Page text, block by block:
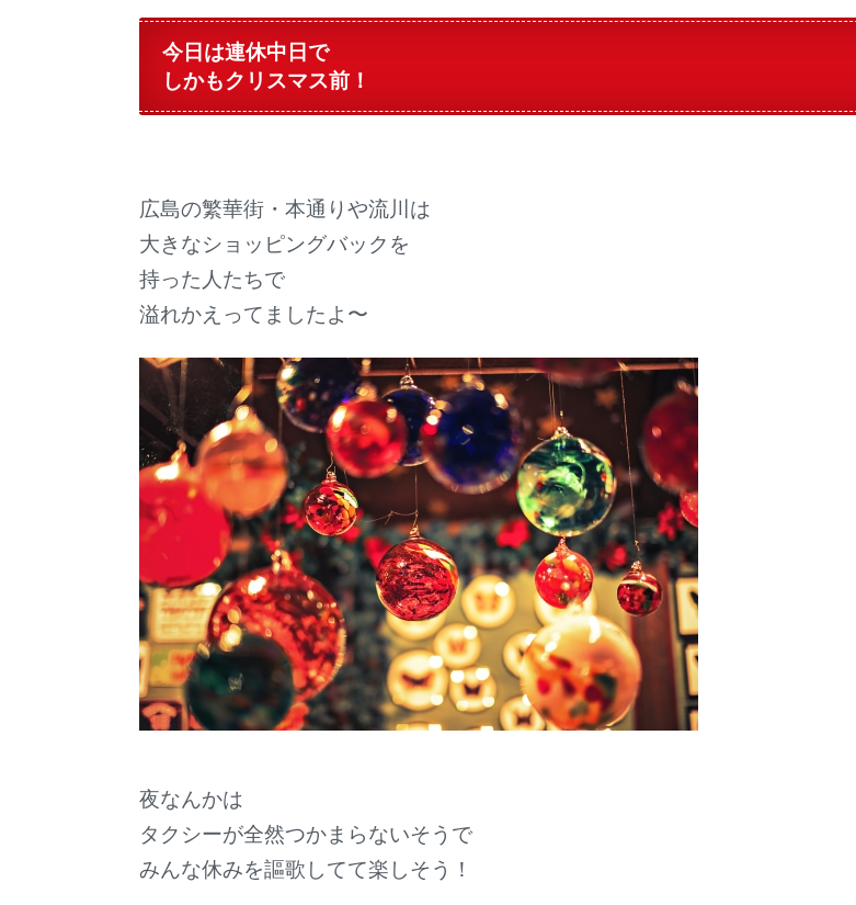
今日は連休中日で
しかもクリスマス前！
広島の繁華街・本通りや流川は
大きなショッピングバックを
持った人たちで
溢れかえってましたよ〜
夜なんかは
タクシーが全然つかまらないそうで
みんな休みを謳歌してて楽しそう！